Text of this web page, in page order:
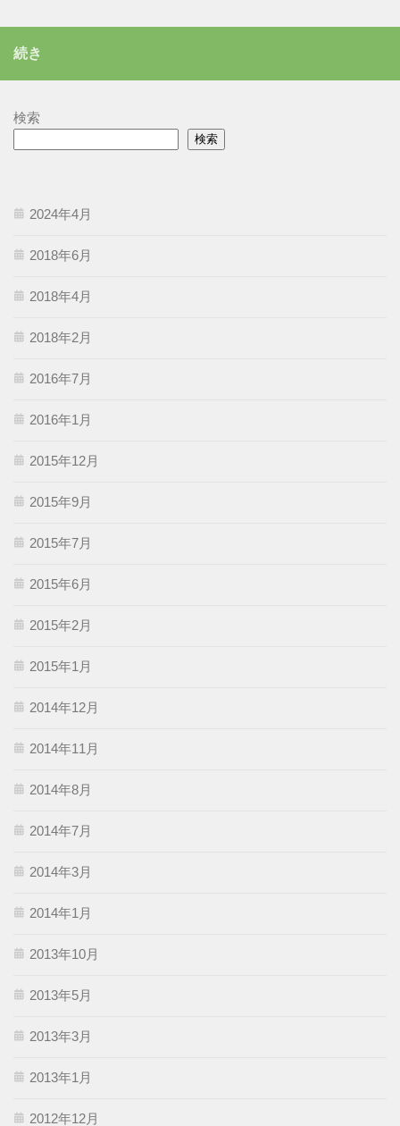
ー
続き
検索
検索
2024年4月
2018年6月
2018年4月
2018年2月
2016年7月
2016年1月
2015年12月
2015年9月
2015年7月
2015年6月
2015年2月
2015年1月
2014年12月
2014年11月
2014年8月
2014年7月
2014年3月
2014年1月
2013年10月
2013年5月
2013年3月
2013年1月
2012年12月